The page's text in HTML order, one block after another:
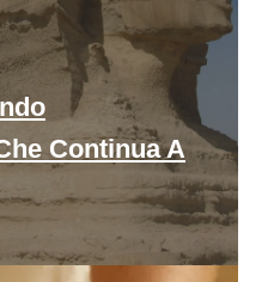
Continua A